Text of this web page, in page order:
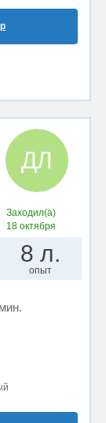
ДЛ
Заходил(а)
18 октября
8 л.
опыт